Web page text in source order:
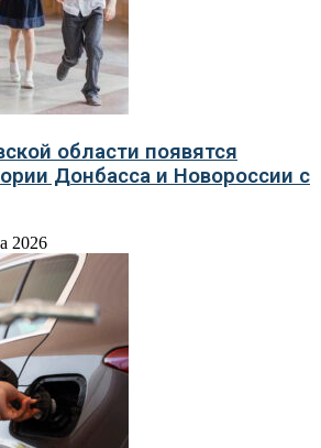
области появятся
Донбасса и Новороссии с
2026